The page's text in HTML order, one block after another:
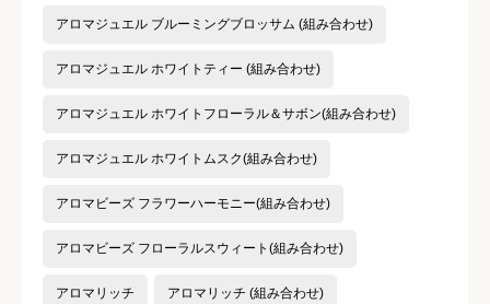
アロマジュエル ブルーミングブロッサム (組み合わせ)
アロマジュエル ホワイトティー (組み合わせ)
アロマジュエル ホワイトフローラル＆サボン(組み合わせ)
アロマジュエル ホワイトムスク(組み合わせ)
アロマビーズ フラワーハーモニー(組み合わせ)
アロマビーズ フローラルスウィート(組み合わせ)
アロマリッチ アロマリッチ (組み合わせ)